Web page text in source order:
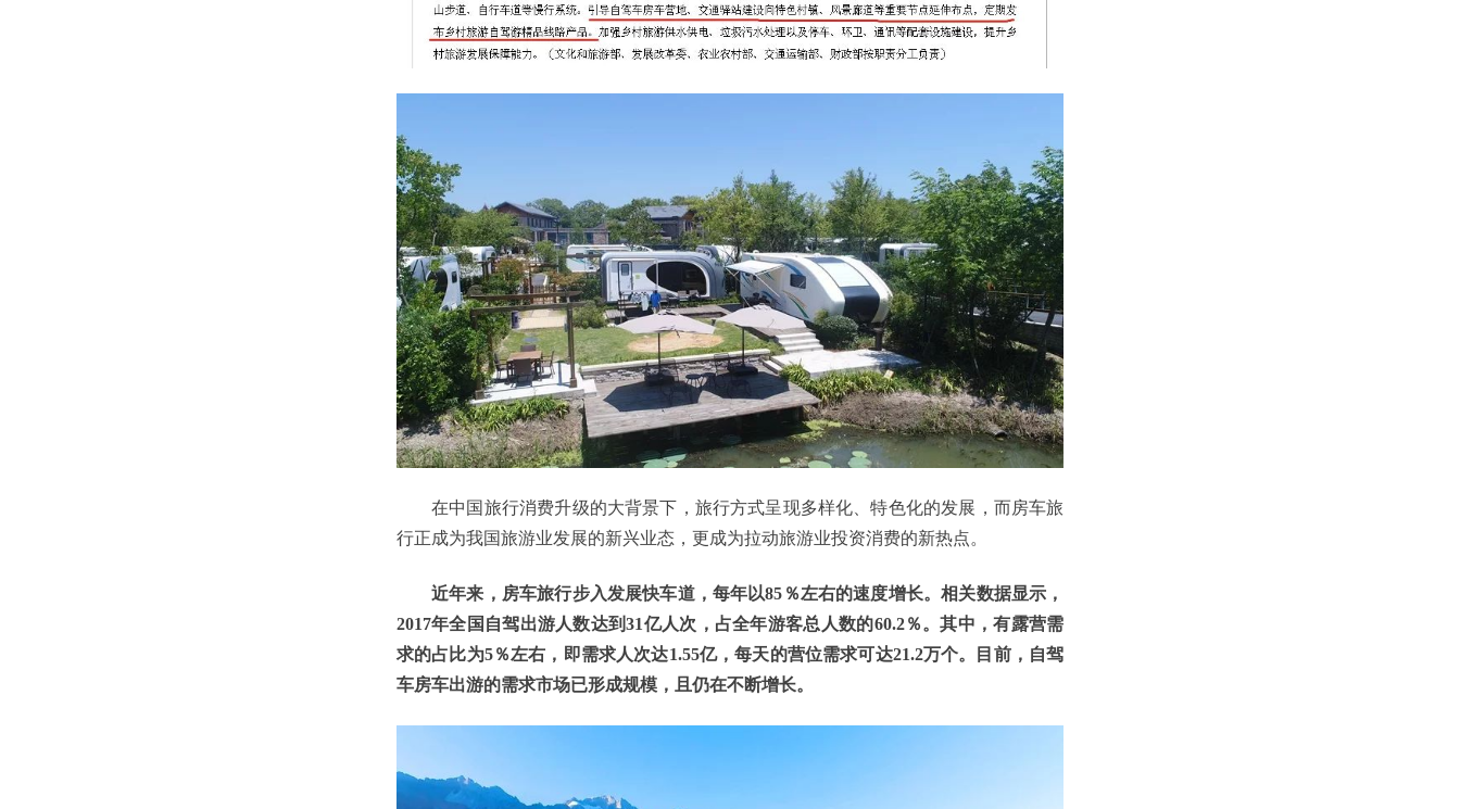
在中国旅行消费升级的大背景下，旅行方式呈现多样化、特色化的发展，而房车旅
行正成为我国旅游业发展的新兴业态，更成为拉动旅游业投资消费的新热点。
近年来，房车旅行步入发展快车道，每年以85％左右的速度增长。相关数据显示，
2017年全国自驾出游人数达到31亿人次，占全年游客总人数的60.2％。其中，有露营需
求的占比为5％左右，即需求人次达1.55亿，每天的营位需求可达21.2万个。目前，自驾
车房车出游的需求市场已形成规模，且仍在不断增长。